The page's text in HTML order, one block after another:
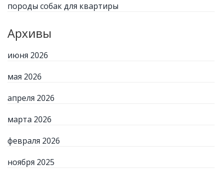
породы собак для квартиры
Архивы
июня 2026
мая 2026
апреля 2026
марта 2026
февраля 2026
ноября 2025